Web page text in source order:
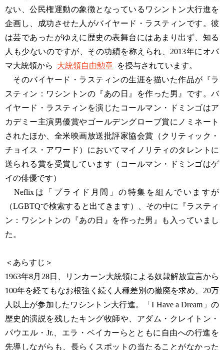
ない、公民権運動の象徴となっているワシントン大行進を
企画し、成功させた人がバイヤード・ラスティンです。彼
は芸であったがゆえに歴史の表舞台にはあまり出ず、知る
人も少ないのですが、その功績を称えられ、2013年にオバ
マ大統領から
大統領自由勲章 を授与されています。
そのバイヤード・ラスティンの生涯を描いた作品が『ラ
スティン：ワシントンの『あの日』を作った男』です。バ
イヤード・ラスティンを演じたコールマン・ドミンゴはア
カデミー主演男優賞やゴールデングローブ賞にノミネート
されたほか、全米映画放送批評家協会賞（クリティック・
チョイス・アワード）においてマイノリティのタレントに
送られる賞を受賞しています（コールマン・ドミンゴはゲ
イの俳優です）
Neflixは「プライド月間」の特集を組んでいますが
（LGBTQで検索すると出てきます）、その中に『ラスティ
ン：ワシントンの『あの日』を作った男』も入っていまし
た。
＜あらすじ＞
1963年8月28日、リンカーン大統領による奴隷解放宣言から
100年を経てもなお根強く続く人種差別の撤廃を求め、20万
人以上が参加したワシントン大行進。「I Have a Dream」の
歴史的演説を残したキング牧師や、アダム・クレイトン・
パウエル・Jr.、エラ・ベイカーらとともに自由への行進を
先導しながらも、長らくスポットの当たることがなかった